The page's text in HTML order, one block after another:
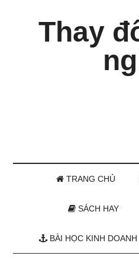
Thay
TRANG CHỦ
SÁCH HAY
BÀI HỌC KINH DOANH